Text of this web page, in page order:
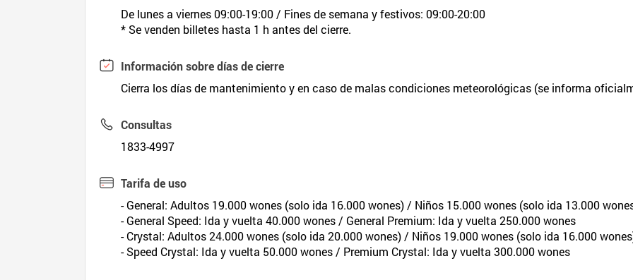
De lunes a viernes 09:00-19:00 / Fines de semana y festivos: 09:00-20:00
* Se venden billetes hasta 1 h antes del cierre.
Información sobre días de cierre
Cierra los días de mantenimiento y en caso de malas condiciones meteorológicas (se informa
Consultas
1833-4997
Tarifa de uso
- General: Adultos 19.000 wones (solo ida 16.000 wones) / Niños 15.000 wones (solo ida 13.000
- General Speed: Ida y vuelta 40.000 wones / General Premium: Ida y vuelta 250.000 wones
- Crystal: Adultos 24.000 wones (solo ida 20.000 wones) / Niños 19.000 wones (solo ida 16.000
- Speed Crystal: Ida y vuelta 50.000 wones / Premium Crystal: Ida y vuelta 300.000 wones